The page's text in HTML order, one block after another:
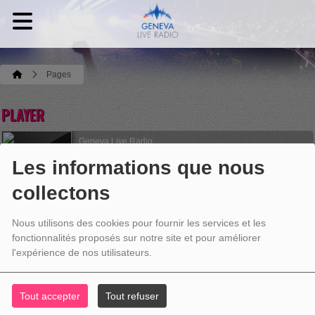
Les informations que nous
collectons
Nous utilisons des cookies pour fournir les services et les
fonctionnalités proposés sur notre site et pour améliorer
l'expérience de nos utilisateurs.
Tout accepter Tout refuser
Pages
PLAYER
Geneva Live Radio
I Heard It Through The Grapevine
Ecoutez maintenant
PAGES